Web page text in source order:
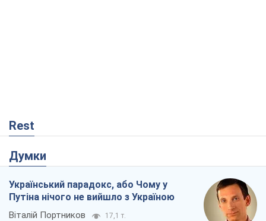
Rest
Думки
Український парадокс, або Чому у
Путіна нічого не вийшло з Україною
Віталій Портников 17,1 т.